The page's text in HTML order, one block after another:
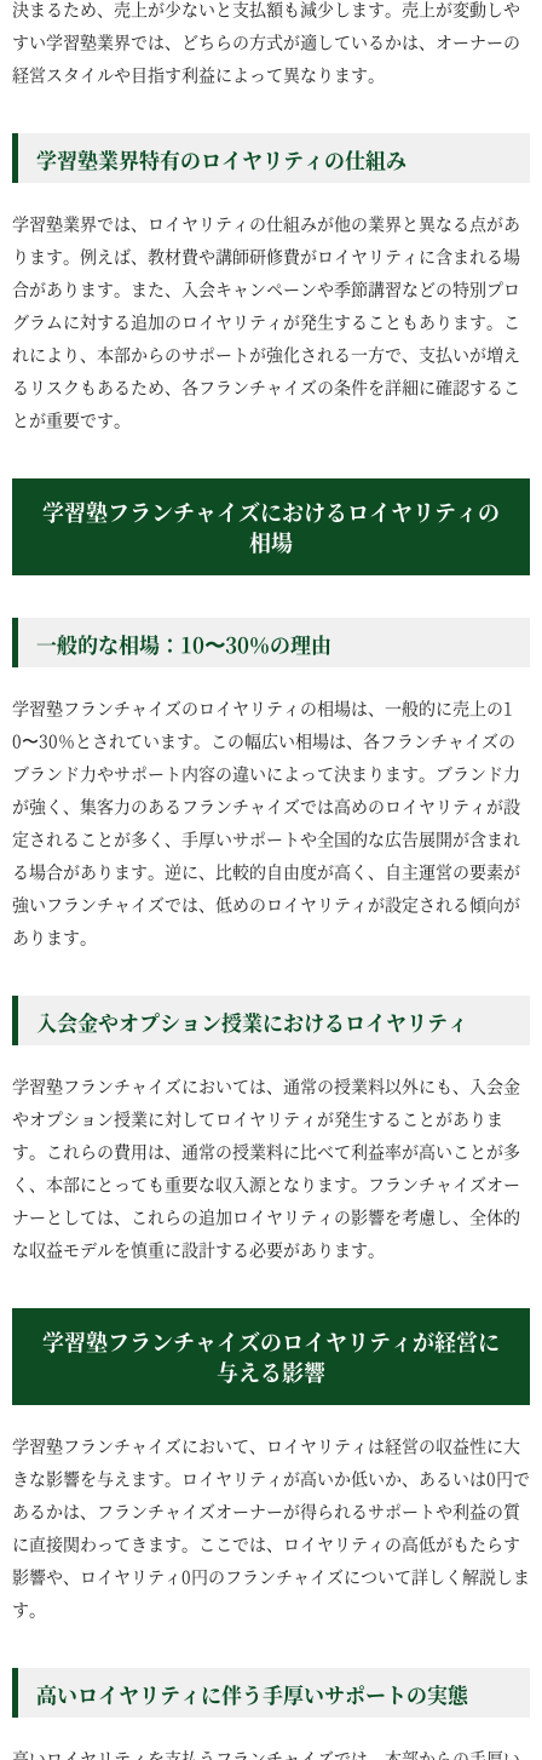
決まるため、売上が少ないと支払額も減少します。売上が変動しや
すい学習塾業界では、どちらの方式が適しているかは、オーナーの
経営スタイルや目指す利益によって異なります。
学習塾業界特有のロイヤリティの仕組み
学習塾業界では、ロイヤリティの仕組みが他の業界と異なる点があ
ります。例えば、教材費や講師研修費がロイヤリティに含まれる場
合があります。また、入会キャンペーンや季節講習などの特別プロ
グラムに対する追加のロイヤリティが発生することもあります。こ
れにより、本部からのサポートが強化される一方で、支払いが増え
るリスクもあるため、各フランチャイズの条件を詳細に確認するこ
とが重要です。
学習塾フランチャイズにおけるロイヤリティの
相場
一般的な相場：10〜30％の理由
学習塾フランチャイズのロイヤリティの相場は、一般的に売上の1
0〜30％とされています。この幅広い相場は、各フランチャイズの
ブランド力やサポート内容の違いによって決まります。ブランド力
が強く、集客力のあるフランチャイズでは高めのロイヤリティが設
定されることが多く、手厚いサポートや全国的な広告展開が含まれ
る場合があります。逆に、比較的自由度が高く、自主運営の要素が
強いフランチャイズでは、低めのロイヤリティが設定される傾向が
あります。
入会金やオプション授業におけるロイヤリティ
学習塾フランチャイズにおいては、通常の授業料以外にも、入会金
やオプション授業に対してロイヤリティが発生することがありま
す。これらの費用は、通常の授業料に比べて利益率が高いことが多
く、本部にとっても重要な収入源となります。フランチャイズオー
ナーとしては、これらの追加ロイヤリティの影響を考慮し、全体的
な収益モデルを慎重に設計する必要があります。
学習塾フランチャイズのロイヤリティが経営に
与える影響
学習塾フランチャイズにおいて、ロイヤリティは経営の収益性に大
きな影響を与えます。ロイヤリティが高いか低いか、あるいは0円で
あるかは、フランチャイズオーナーが得られるサポートや利益の質
に直接関わってきます。ここでは、ロイヤリティの高低がもたらす
影響や、ロイヤリティ0円のフランチャイズについて詳しく解説しま
す。
高いロイヤリティに伴う手厚いサポートの実態